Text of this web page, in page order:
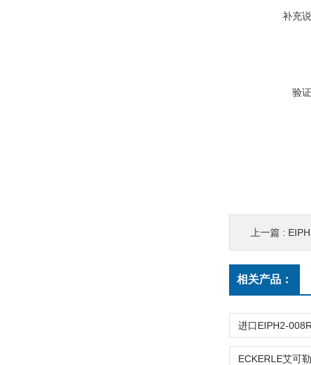
补充
验
上一篇 :
相关产品：